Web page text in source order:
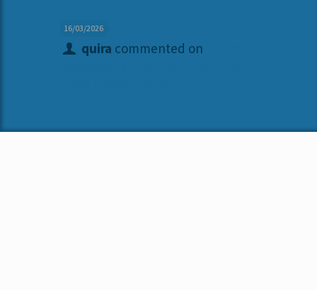
16/03/2026
quira commented on